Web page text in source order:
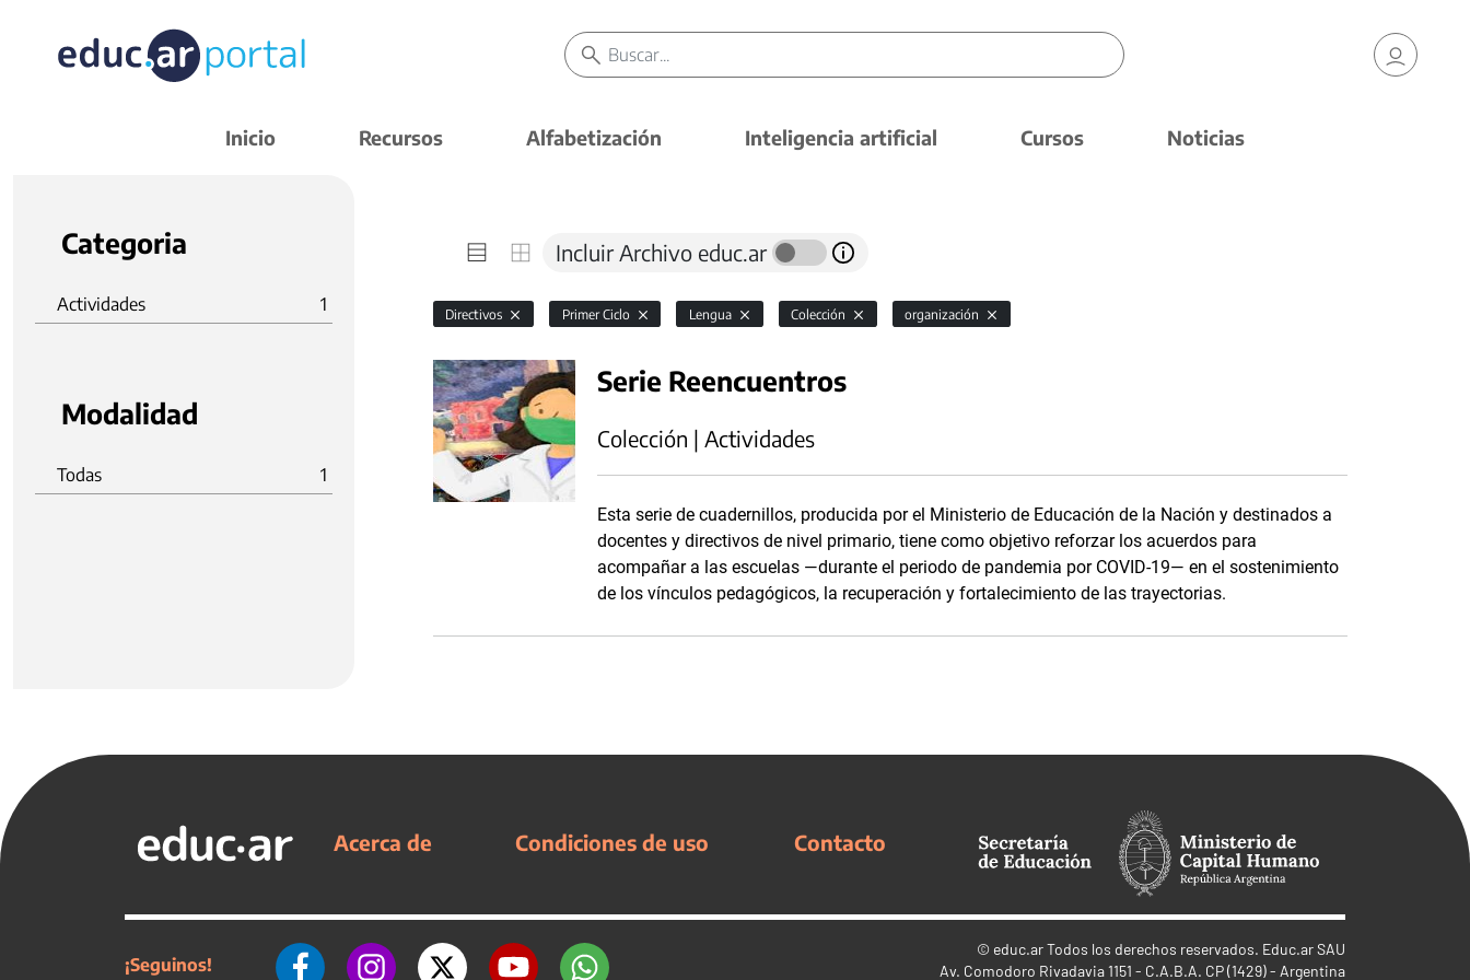
Inicio Recursos Alfabetización Inteligencia artificial Cursos Noticias
Categoria
Actividades 1
Modalidad
Todas 1
Incluir Archivo educ.ar
Directivos Primer Ciclo Lengua Colección organización
Serie Reencuentros
Colección | Actividades
Esta serie de cuadernillos, producida por el Ministerio de Educación de la Nación y destinados a
docentes y directivos de nivel primario, tiene como objetivo reforzar los acuerdos para
acompañar a las escuelas —durante el periodo de pandemia por COVID-19— en el sostenimiento
de los vínculos pedagógicos, la recuperación y fortalecimiento de las trayectorias.
Acerca de Condiciones de uso Contacto
¡Seguinos!
© educ.arTodos los derechos reservados. Educ.ar SAU
Av. Comodoro Rivadavia 1151 - C.A.B.A. CP (1429) - Argentina